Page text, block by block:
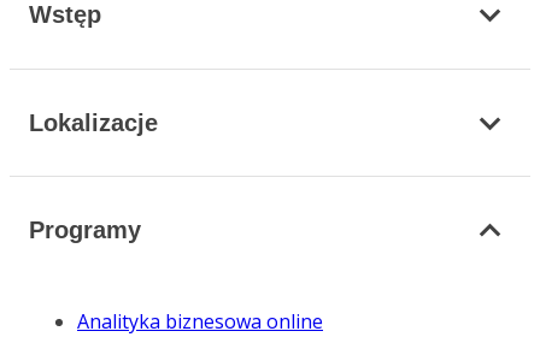
Wstęp
Lokalizacje
Programy
Analityka biznesowa online